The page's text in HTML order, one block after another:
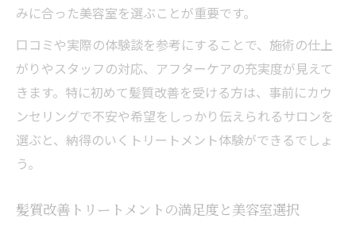
みに合った美容室を選ぶことが重要です。
口コミや実際の体験談を参考にすることで、施術の仕上
がりやスタッフの対応、アフターケアの充実度が見えて
きます。特に初めて髪質改善を受ける方は、事前にカウ
ンセリングで不安や希望をしっかり伝えられるサロンを
選ぶと、納得のいくトリートメント体験ができるでしょ
う。
髪質改善トリートメントの満足度と美容室選択